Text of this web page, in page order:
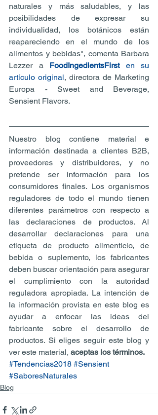
naturales y más saludables, y las
posibilidades de expresar su
individualidad, los botánicos están
reapareciendo en el mundo de los
alimentos y bebidas", comenta Barbara
Lezzer a FoodIngedientsFirst en su
artículo original, directora de Marketing
Europa - Sweet and Beverage,
Sensient Flavors.
Nuestro blog contiene material e
información destinada a clientes B2B,
proveedores y distribuidores, y no
pretende ser información para los
consumidores finales. Los organismos
reguladores de todo el mundo tienen
diferentes parámetros con respecto a
las declaraciones de productos. Al
desarrollar declaraciones para una
etiqueta de producto alimenticio, de
bebida o suplemento, los fabricantes
deben buscar orientación para asegurar
el cumplimiento con la autoridad
reguladora apropiada. La intención de
la información provista en este blog es
ayudar a enfocar las ideas del
fabricante sobre el desarrollo de
productos. Si eliges seguir este blog y
ver este material, aceptas los términos.
#Tendencias2018 #Sensient
#SaboresNaturales
Blog